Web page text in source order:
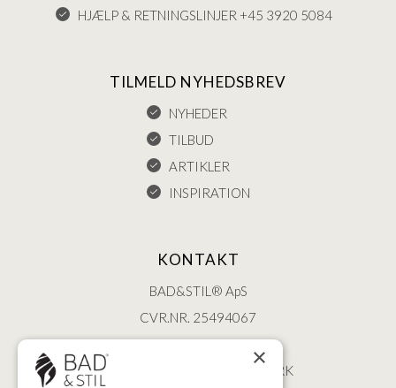
HJÆLP & RETNINGSLINJER +45 3920 5084
TILMELD NYHEDSBREV
NYHEDER
TILBUD
ARTIKLER
INSPIRATION
KONTAKT
BAD&STIL® ApS
CVR.NR. 25494067
ØSTERBROGADE 202
2100 KØBENHAVN • DANMARK
×